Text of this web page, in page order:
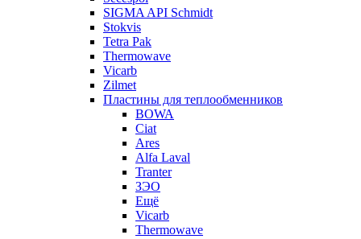
SIGMA API Schmidt
Stokvis
Tetra Pak
Thermowave
Vicarb
Zilmet
Пластины для теплообменников
BOWA
Ciat
Ares
Alfa Laval
Tranter
ЗЭО
Ещё
Vicarb
Thermowave